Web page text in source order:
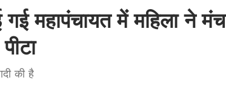
गई महापंचायत में महिला ने
की है